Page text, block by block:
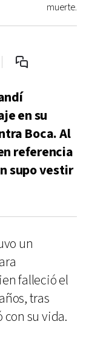
muerte.
en su
Boca. Al
referencia
supo vestir
un
falleció el
tras
su vida.